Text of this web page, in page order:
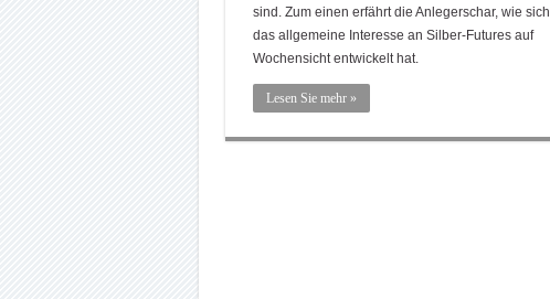
sind. Zum einen erfährt die Anlegerschar, wie sich
das allgemeine Interesse an Silber-Futures auf
Wochensicht entwickelt hat.
Lesen Sie mehr »